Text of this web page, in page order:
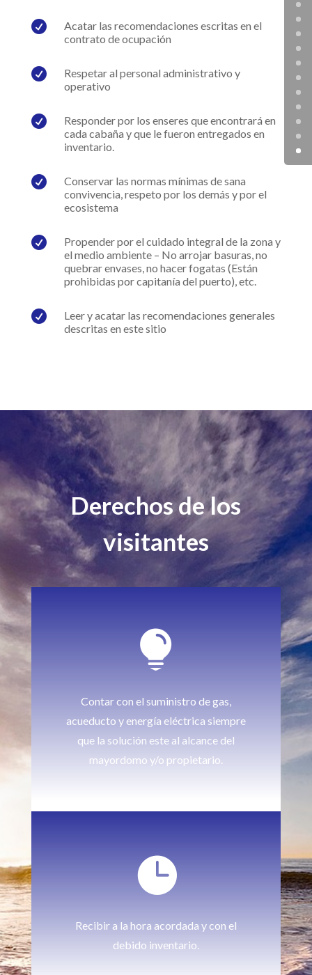

Acatar las recomendaciones escritas en el
contrato de ocupación

Respetar al personal administrativo y
operativo

Responder por los enseres que encontrará en
cada cabaña y que le fueron entregados en
inventario.

Conservar las normas mínimas de sana
convivencia, respeto por los demás y por el
ecosistema

Propender por el cuidado integral de la zona y
el medio ambiente – No arrojar basuras, no
quebrar envases, no hacer fogatas (Están
prohibidas por capitanía del puerto), etc.

Leer y acatar las recomendaciones generales
descritas en este sitio
Derechos de los
visitantes

Contar con el suministro de gas,
acueducto y energía eléctrica siempre
que la solución este al alcance del
mayordomo y/o propietario.

Recibir a la hora acordada y con el
debido inventario.